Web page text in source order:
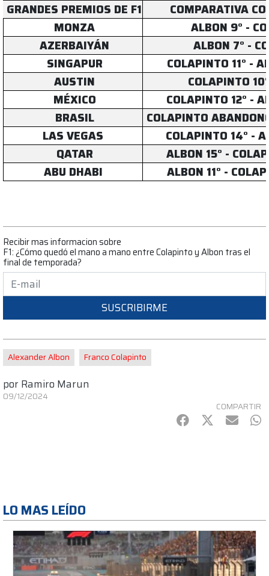
GRANDES PREMIOS DE F1
COMPARATIVA
MONZA
ALBON 9° -
AZERBAIYÁN
ALBON 7° -
SINGAPUR
COLAPINTO 11° -
AUSTIN
COLAPINTO
MÉXICO
COLAPINTO 12° -
BRASIL
COLAPINTO
LAS VEGAS
COLAPINTO 14° -
QATAR
ALBON 15° -
ABU DHABI
ALBON 11° -
Recibir mas informacion sobre
F1: ¿Cómo quedó el mano a mano entre Colapinto y Albon tras el
final de temporada?
SUSCRIBIRME
Alexander Albon Franco Colapinto
por Ramiro Marun
09/12/2024
COMPARTIR
Facebook
Twitter
mail
LO MAS LEÍDO